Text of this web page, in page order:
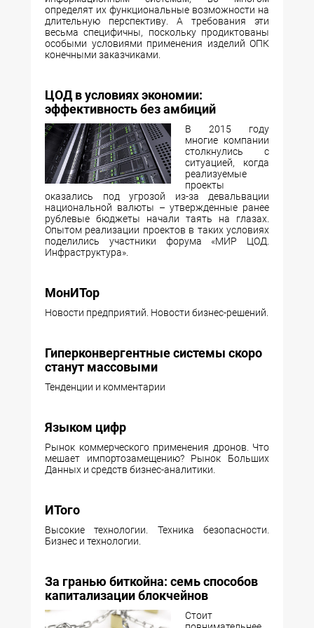
определят их функциональные возможности на
длительную перспективу. А требования эти
весьма специфичны, поскольку продиктованы
особыми условиями применения изделий ОПК
конечными заказчиками.
ЦОД в условиях экономии:
эффективность без амбиций
В 2015 году
многие компании
столкнулись с
ситуацией, когда
реализуемые
проекты
оказались под угрозой из-за девальвации
национальной валюты – утвержденные ранее
рублевые бюджеты начали таять на глазах.
Опытом реализации проектов в таких условиях
поделились участники форума «МИР ЦОД.
Инфраструктура».
МонИТор
Новости предприятий. Новости бизнес-решений.
Гиперконвергентные системы скоро
станут массовыми
Тенденции и комментарии
Языком цифр
Рынок коммерческого применения дронов. Что
мешает импортозамещению? Рынок Больших
Данных и средств бизнес-аналитики.
ИТого
Высокие технологии. Техника безопасности.
Бизнес и технологии.
За гранью биткойна: семь способов
капитализации блокчейнов
Стоит